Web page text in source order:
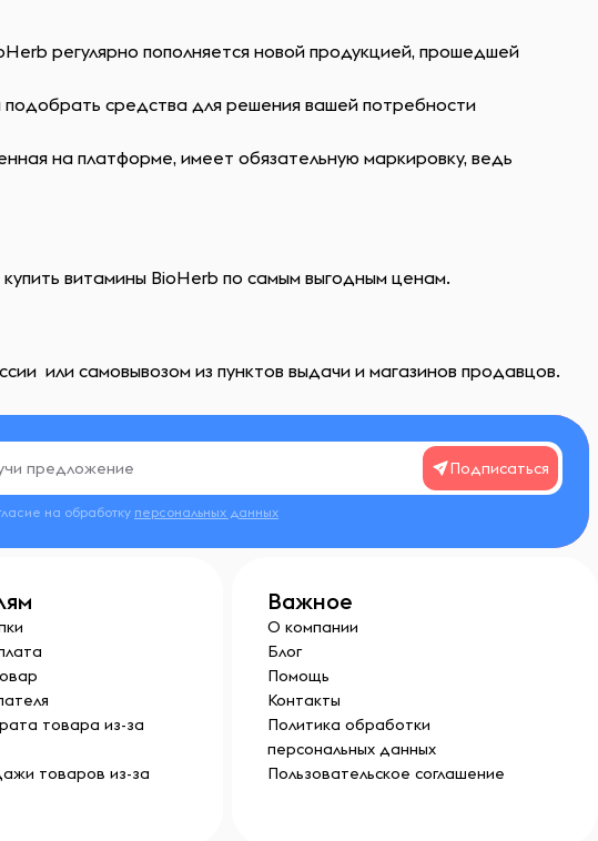
регулярно пополняется новой продукцией, прошедшей
подобрать средства для решения вашей потребности
на платформе, имеет обязательную маркировку, ведь
витамины BioHerb по самым выгодным ценам.
или самовывозом из пунктов выдачи и магазинов продавцов.
Подписаться
на обработку персональных данных
товара из-за
товаров из-за
Важное
О компании
Блог
Помощь
Контакты
Политика обработки
персональных данных
Пользовательское соглашение